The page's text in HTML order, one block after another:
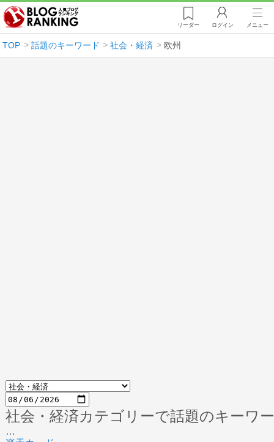
リーダー ログイン メニュー
TOP 話題のキーワード 社会・経済 欧州
社会・経済カテゴリーで話題のキーワ
…